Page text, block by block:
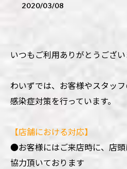
2020/03/08
いつもご利用ありがとうござい
わいずでは、お客様やスタッ
感染症対策を行っています。
【店舗における対応】
●お客様にはご来店時に、店
協力頂いております